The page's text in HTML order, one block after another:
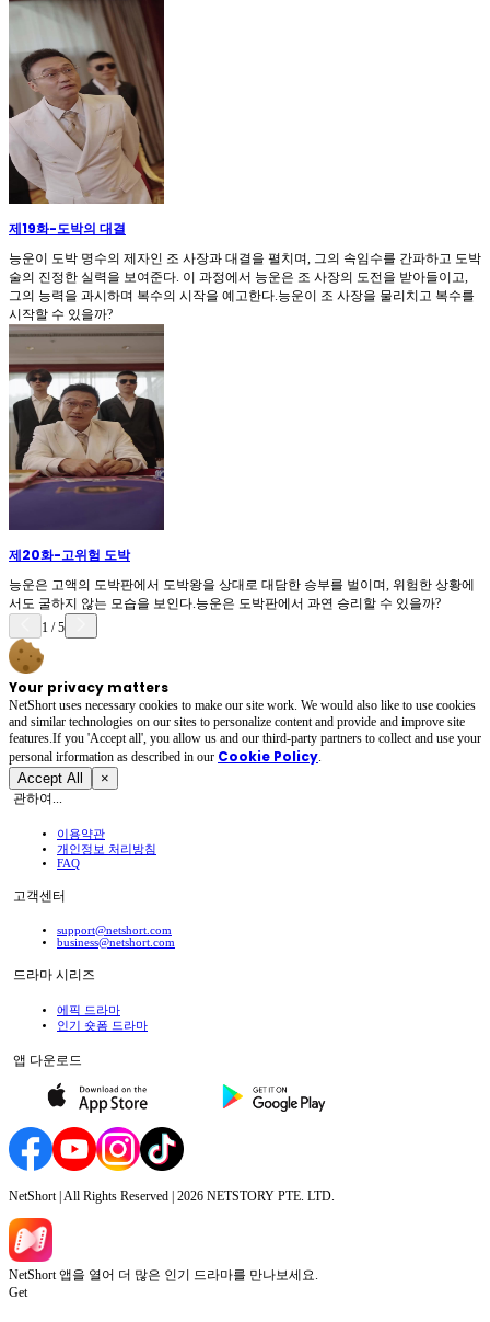
제19화-도박의 대결
능운이 도박 명수의 제자인 조 사장과 대결을 펼치며, 그의 속임수를 간파하고 도박
술의 진정한 실력을 보여준다. 이 과정에서 능운은 조 사장의 도전을 받아들이고,
그의 능력을 과시하며 복수의 시작을 예고한다.능운이 조 사장을 물리치고 복수를
시작할 수 있을까?
제20화-고위험 도박
능운은 고액의 도박판에서 도박왕을 상대로 대담한 승부를 벌이며, 위험한 상황에
서도 굴하지 않는 모습을 보인다.능운은 도박판에서 과연 승리할 수 있을까?
1 /5
Your privacy matters
NetShort uses necessary cookies to make our site work. We would also like to use cookies
and similar technologies on our sites to personalize content and provide and improve site
features.If you 'Accept all', you allow us and our third-party partners to collect and use your
personal irformation as described in our Cookie Policy.
Accept All ×
관하여...
이용약관
개인정보 처리방침
FAQ
고객센터
support@netshort.com
business@netshort.com
드라마 시리즈
에픽 드라마
인기 숏폼 드라마
앱 다운로드
NetShort | All Rights Reserved | 2026 NETSTORY PTE. LTD.
NetShort 앱을 열어 더 많은 인기 드라마를 만나보세요.
Get